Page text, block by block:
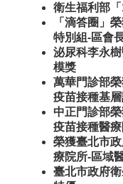
衛生福利部
「滴答圈」
特別組-區會
泌尿科李永
模獎
萬華門診部
疫苗接種基
中正門診部
疫苗接種醫
榮獲臺北市
療院所-區域
臺北市政府